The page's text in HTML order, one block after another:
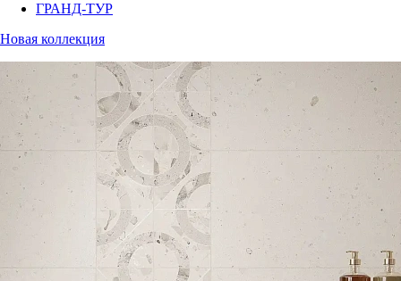
ГРАНД-ТУР
Новая коллекция